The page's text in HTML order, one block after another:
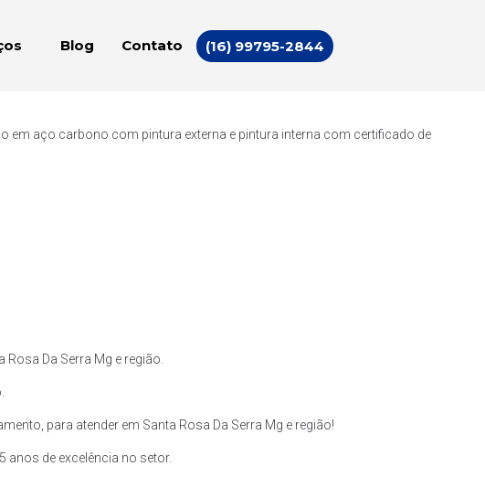
Blog Contato (16) 99795-2844
aço carbono com pintura externa e pintura interna com certificado de
Da Serra Mg e região.
para atender em Santa Rosa Da Serra Mg e região!
de excelência no setor.